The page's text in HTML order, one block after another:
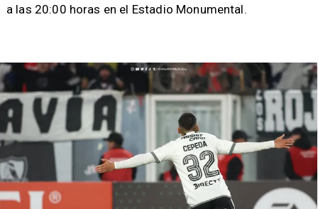
a las 20:00 horas en el Estadio Monumental.